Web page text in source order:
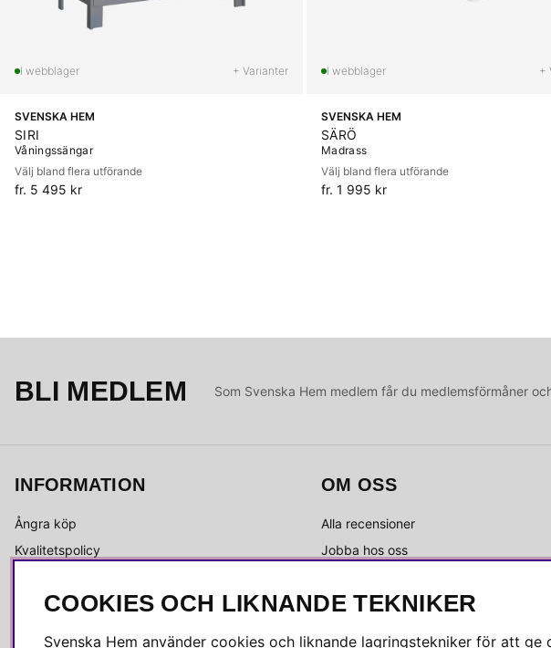
+ Varianter
SVENSKA HEM
SIRI
Våningssängar
Välj bland flera utförande
fr. 5 495 kr
+
SVENSKA HEM
SÄRÖ
Madrass
Välj bland flera utförande
fr. 1 995 kr
BLI MEDLEM Som Svenska Hem medlem får du medlemsförmåner
INFORMATION
Ångra köp
Kvalitetspolicy
Köpvillkor
OM OSS
Alla recensioner
Jobba hos oss
Kundservice
COOKIES OCH LIKNANDE TEKNIKER
Svenska Hem använder cookies och liknande lagringstekniker för att ge